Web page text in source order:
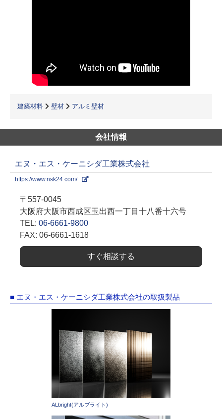
建築材料 壁材 アルミ壁材
会社情報
エヌ・エス・ケーニシダ工業株式会社
https://www.nsk24.com/
〒557-0045
大阪府大阪市西成区玉出西一丁目十八番十六号
TEL: 06-6661-9800
FAX: 06-6661-1618
すぐ相談する
■ エヌ・エス・ケーニシダ工業株式会社の取扱製品
ALbright(アルブライト)